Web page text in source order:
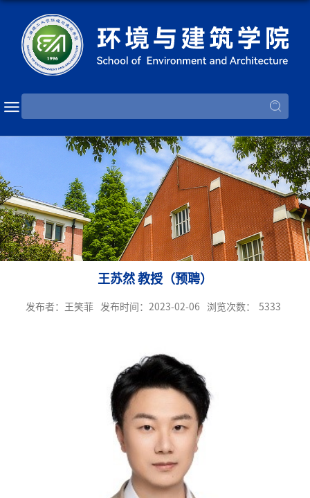
王苏然 教授（预聘）
发布者：王笑菲 发布时间：2023-02-06 浏览次数： 5333